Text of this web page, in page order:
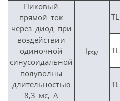
Пиковый
прямой ток
через диод при
воздействии
одиночной
синусоидальной
полуволны
длительностью
8,3 мс, А
IFSM